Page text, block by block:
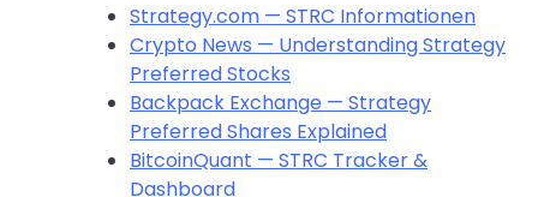
Strategy.com — STRC Informationen
Crypto News — Understanding Strategy
Preferred Stocks
Backpack Exchange — Strategy
Preferred Shares Explained
BitcoinQuant — STRC Tracker &
Dashboard